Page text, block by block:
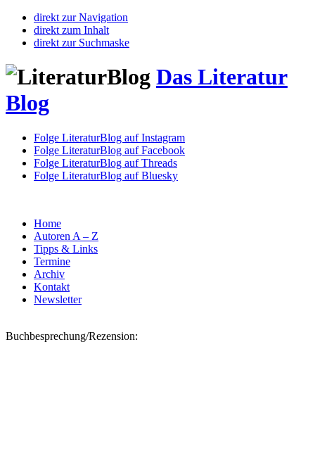
direkt zur Navigation
direkt zum Inhalt
direkt zur Suchmaske
Das Literatur
Blog
Folge LiteraturBlog auf Instagram
Folge LiteraturBlog auf Facebook
Folge LiteraturBlog auf Threads
Folge LiteraturBlog auf Bluesky
Home
Autoren A – Z
Tipps & Links
Termine
Archiv
Kontakt
Newsletter
Buchbesprechung/Rezension: